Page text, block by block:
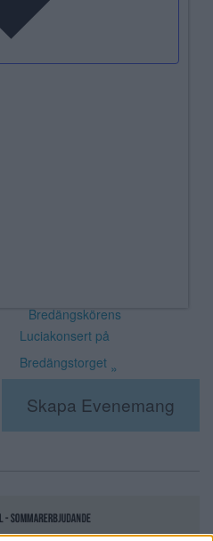
Bredängskörens
Luciakonsert på
Bredängstorget »
Skapa Evenemang